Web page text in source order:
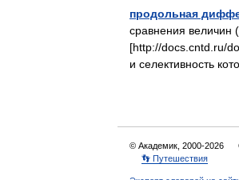
продольная
сравнения величин
[http://docs.cntd.ru/
и селективность
© Академик, 2000-2026
👣 Путешествия